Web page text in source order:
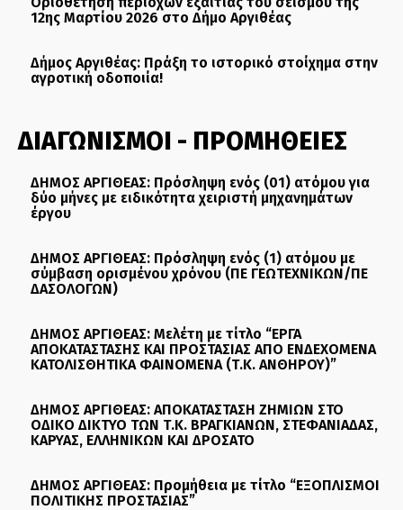
12ης Μαρτίου 2026 στο Δήμο Αργιθέας
Δήμος Αργιθέας: Πράξη το ιστορικό στοίχημα στην
αγροτική οδοποιία!
ΔΙΑΓΩΝΙΣΜΟΙ - ΠΡΟΜΗΘΕΙΕΣ
ΔΗΜΟΣ ΑΡΓΙΘΕΑΣ: Πρόσληψη ενός (01) ατόμου για
δύο μήνες με ειδικότητα χειριστή μηχανημάτων
έργου
ΔΗΜΟΣ ΑΡΓΙΘΕΑΣ: Πρόσληψη ενός (1) ατόμου με
σύμβαση ορισμένου χρόνου (ΠΕ ΓΕΩΤΕΧΝΙΚΩΝ/ΠΕ
ΔΑΣΟΛΟΓΩΝ)
ΔΗΜΟΣ ΑΡΓΙΘΕΑΣ: Μελέτη με τίτλο “ΕΡΓΑ
ΑΠΟΚΑΤΑΣΤΑΣΗΣ ΚΑΙ ΠΡΟΣΤΑΣΙΑΣ ΑΠΟ ΕΝΔΕΧΟΜΕΝΑ
ΚΑΤΟΛΙΣΘΗΤΙΚΑ ΦΑΙΝΟΜΕΝΑ (Τ.Κ. ΑΝΘΗΡΟΥ)”
ΔΗΜΟΣ ΑΡΓΙΘΕΑΣ: ΑΠΟΚΑΤΑΣΤΑΣΗ ΖΗΜΙΩΝ ΣΤΟ
ΟΔΙΚΟ ΔΙΚΤΥΟ ΤΩΝ Τ.Κ. ΒΡΑΓΚΙΑΝΩΝ, ΣΤΕΦΑΝΙΑΔΑΣ,
ΚΑΡΥΑΣ, ΕΛΛΗΝΙΚΩΝ ΚΑΙ ΔΡΟΣΑΤΟ
ΔΗΜΟΣ ΑΡΓΙΘΕΑΣ: Προμήθεια με τίτλο “ΕΞΟΠΛΙΣΜΟΙ
ΠΟΛΙΤΙΚΗΣ ΠΡΟΣΤΑΣΙΑΣ”